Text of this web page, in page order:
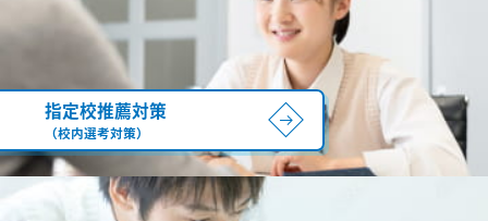
指定校推薦対策
（校内選考対策）